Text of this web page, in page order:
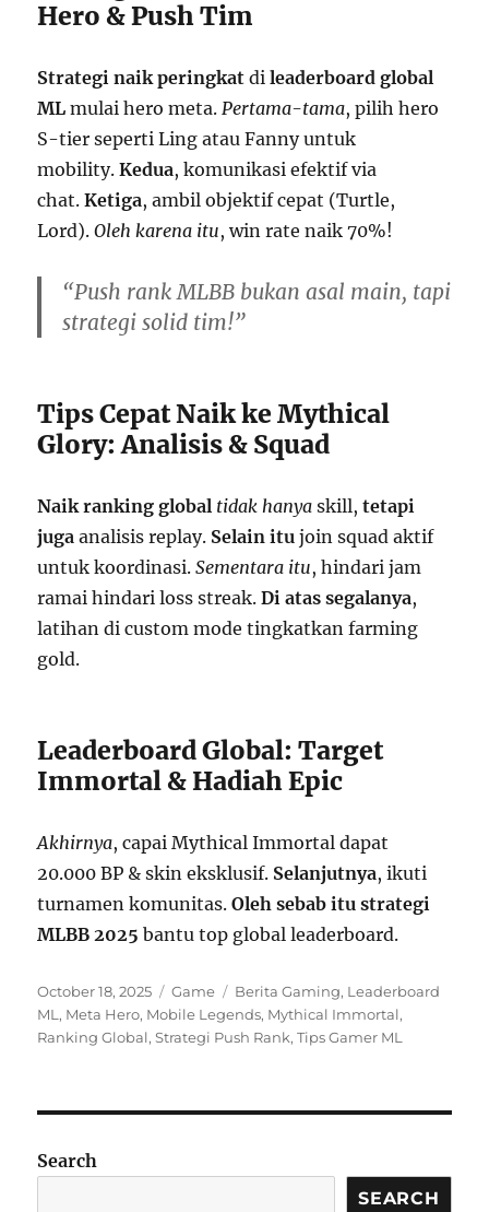
Hero & Push Tim
Strategi naik peringkat dileaderboard global
ML mulai hero meta. Pertama-tama, pilih hero
S-tier seperti Ling atau Fanny untuk
mobility.Kedua, komunikasi efektif via
chat.Ketiga, ambil objektif cepat (Turtle,
Lord).Oleh karena itu, win rate naik 70%!
“Push rank MLBB bukan asal main, tapi
strategi solid tim!”
Tips Cepat Naik ke Mythical
Glory: Analisis & Squad
Naik ranking global tidak hanya skill,tetapi
juga analisis replay. Selain itu join squad aktif
untuk koordinasi.Sementara itu, hindari jam
ramai hindari loss streak.Di atas segalanya,
latihan di custom mode tingkatkan farming
gold.
Leaderboard Global: Target
Immortal & Hadiah Epic
Akhirnya, capai Mythical Immortal dapat
20.000 BP & skin eksklusif. Selanjutnya, ikuti
turnamen komunitas.Oleh sebab itu strategi
MLBB 2025 bantu top global leaderboard.
Posted
on
October 18, 2025 Categories
Game Tags
Berita Gaming, Leaderboard
ML , Meta Hero, Mobile Legends, Mythical Immortal,
Ranking Global,Strategi Push Rank,Tips Gamer ML
Search
SEARCH